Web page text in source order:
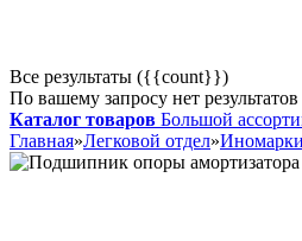
Все результаты ({{count}})
По вашему запросу нет результатов
Каталог товаров Большой
Главная»Легковой отдел»